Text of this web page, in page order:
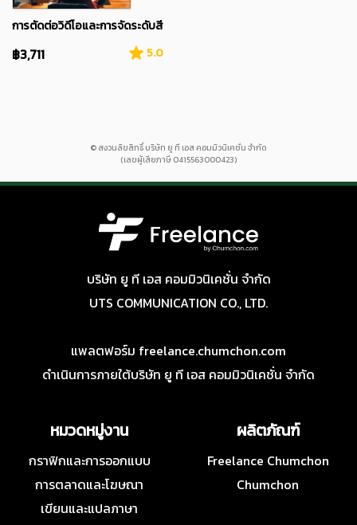
การตัดต่อวิดีโอและการจัดระดับสี
฿3,711 5.0
© สงวนลิขสิทธิ์ บริษัท ยู ที เอส คอมมิวนิเคชั่น จำกัด
(เลขผู้เสียภาษี 0415563000423)
บริษัท ยู ที เอส คอมมิวนิเคชั่น จำกัด
UTS COMMUNICATION CO., LTD.
แพลตฟอร์ม freelance.chumchon.com
ดำเนินการภายใต้บริษัท ยู ที เอส คอมมิวนิเคชั่น จำกัด
หมวดหมู่งาน
กราฟิกและการออกแบบ
การตลาดและโฆษณา
เขียนและแปลภาษา
ผลิตภัณฑ์
Freelance Chumchon
Chumchon